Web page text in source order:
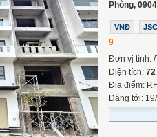
Phòng,
VNĐ JSC
9
Đơn vị tính: /
Diện tích:
Địa điểm:
Đăng tới: